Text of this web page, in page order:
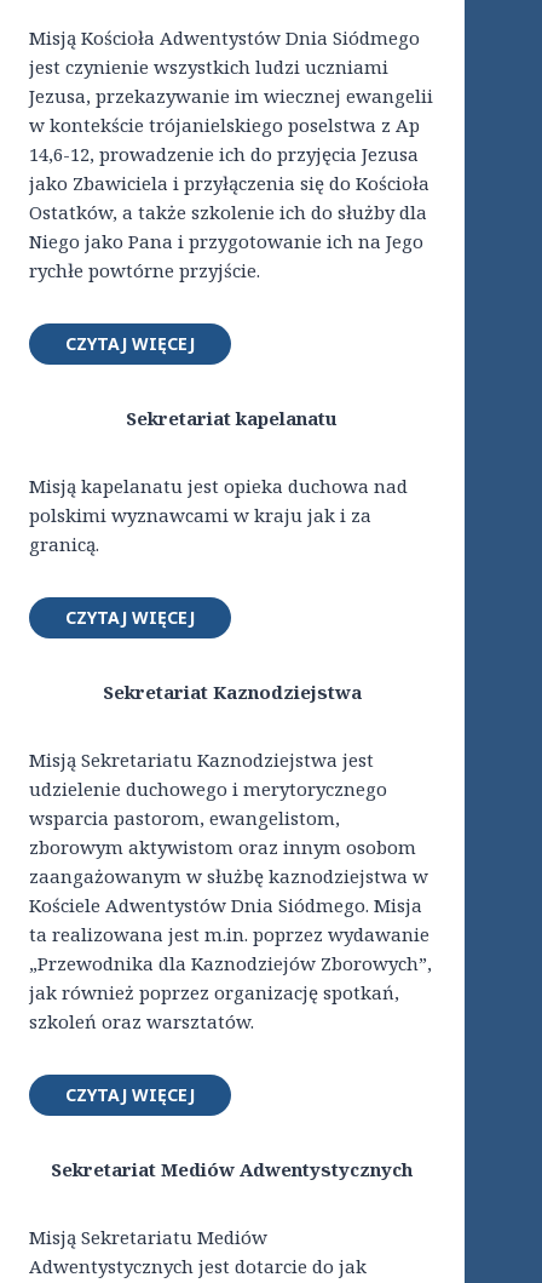
Misją Kościoła Adwentystów Dnia Siódmego
jest czynienie wszystkich ludzi uczniami
Jezusa, przekazywanie im wiecznej ewangelii
w kontekście trójanielskiego poselstwa z Ap
14,6-12, prowadzenie ich do przyjęcia Jezusa
jako Zbawiciela i przyłączenia się do Kościoła
Ostatków, a także szkolenie ich do służby dla
Niego jako Pana i przygotowanie ich na Jego
rychłe powtórne przyjście.
CZYTAJ WIĘCEJ
Sekretariat kapelanatu
Misją kapelanatu jest opieka duchowa nad
polskimi wyznawcami w kraju jak i za
granicą.
CZYTAJ WIĘCEJ
Sekretariat Kaznodziejstwa
Misją Sekretariatu Kaznodziejstwa jest
udzielenie duchowego i merytorycznego
wsparcia pastorom, ewangelistom,
zborowym aktywistom oraz innym osobom
zaangażowanym w służbę kaznodziejstwa w
Kościele Adwentystów Dnia Siódmego. Misja
ta realizowana jest m.in. poprzez wydawanie
„Przewodnika dla Kaznodziejów Zborowych”,
jak również poprzez organizację spotkań,
szkoleń oraz warsztatów.
CZYTAJ WIĘCEJ
Sekretariat Mediów Adwentystycznych
Misją Sekretariatu Mediów
Adwentystycznych jest dotarcie do jak